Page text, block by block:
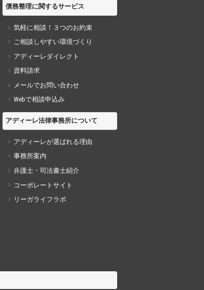
債務整理に関するサービス
気軽に相談！３つのお約束
ご相談しやすい環境づくり
アディーレダイレクト
資料請求
メールでお問い合わせ
Webで相談申込み
アディーレ法律事務所について
アディーレが選ばれる理由
事務所案内
弁護士・司法書士紹介
コーポレートサイト
リーガライフラボ